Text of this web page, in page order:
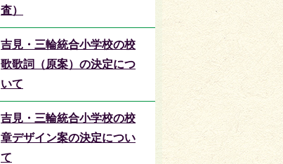
査）
吉見・三輪統合小学校の校
歌歌詞（原案）の決定につ
いて
吉見・三輪統合小学校の校
章デザイン案の決定につい
て